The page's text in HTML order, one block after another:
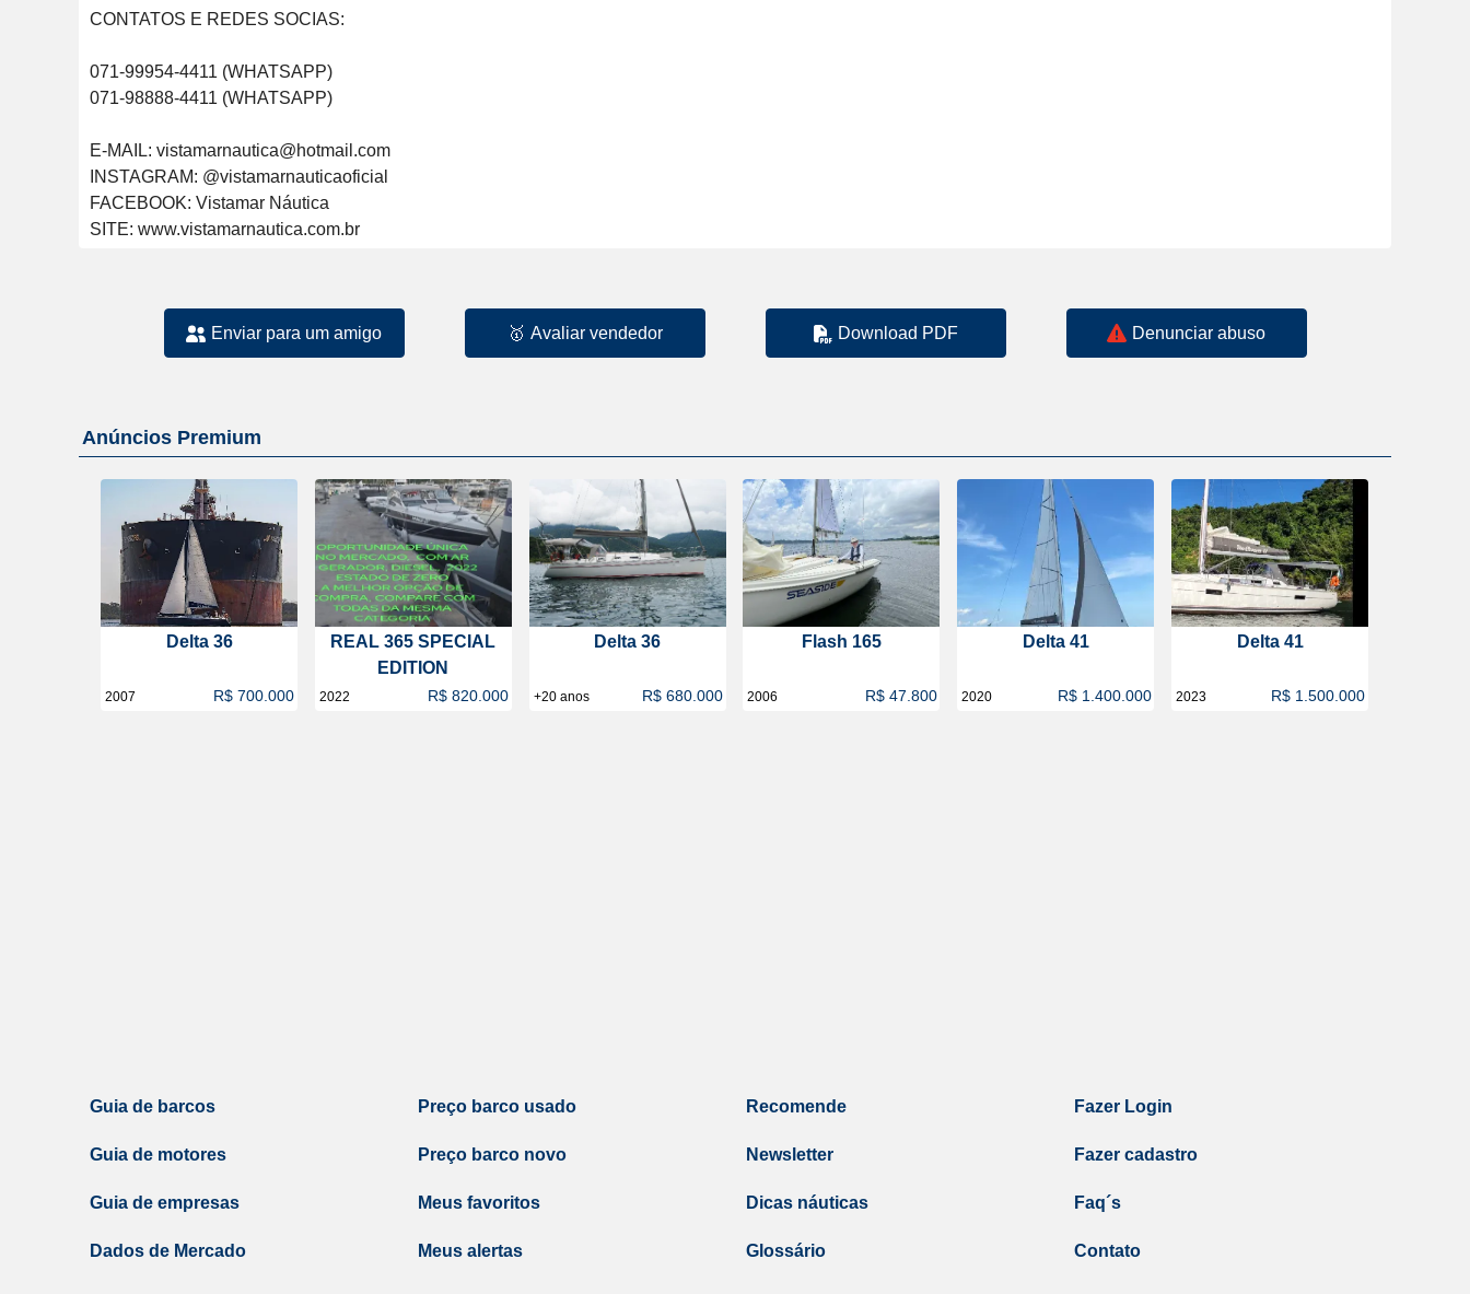
CONTATOS E REDES SOCIAS:
071-99954-4411 (WHATSAPP)
071-98888-4411 (WHATSAPP)
E-MAIL: vistamarnautica@hotmail.com
INSTAGRAM: @vistamarnauticaoficial
FACEBOOK: Vistamar Náutica
SITE: www.vistamarnautica.com.br
Enviar para um amigo 🥇 Avaliar vendedor Download PDF Denunciar abuso
Anúncios Premium
Delta 36
2007 R$ 700.000
REAL 365 SPECIAL
EDITION
2022 R$ 820.000
Delta 36
+20 anos R$ 680.000
Flash 165
2006 R$ 47.800
Delta 41
2020 R$ 1.400.000
Delta 41
2023 R$ 1.500.000
Guia de barcos
Guia de motores
Guia de empresas
Dados de Mercado
Preço barco usado
Preço barco novo
Meus favoritos
Meus alertas
Recomende
Newsletter
Dicas náuticas
Glossário
Fazer Login
Fazer cadastro
Faq´s
Contato